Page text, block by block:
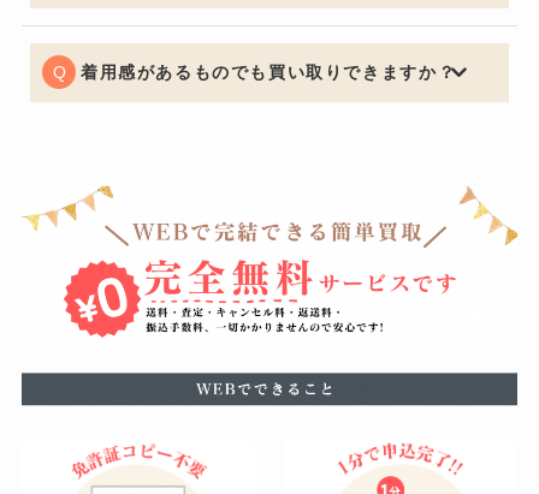
どの丈詰めやリサイズがある場合はお買取りできないケ
ースもございますので予めご了承くださいませ。
着用感があるものでも買い取りできますか？
に留めることができるように努めています。